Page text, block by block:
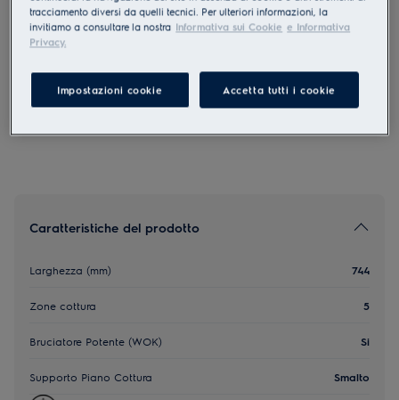
Accensione integrata nella manopola
Sistema di sicurezza Sicurgas
Le istruzioni e le avvertenze di sicurezza ai sensi del
regolamento UE 2023/988 sono riportate nei capitoli 1 e 2 del
manuale d'uso. Per un uso sicuro del prodotto, leggere il
Caratteristiche del prodotto
Larghezza (mm) 744
Zone cottura 5
Bruciatore Potente (WOK) Si
Supporto Piano Cottura Smalto
tracciamento diversi da quelli tecnici. Per ulteriori informazioni, la
invitiamo a consultare la nostra Informativa sui Cookie e Informativa
Privacy.
Impostazioni cookie Accetta tutti i cookie